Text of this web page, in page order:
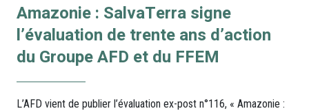
Amazonie : SalvaTerra signe
l’évaluation de trente ans d’action
du Groupe AFD et du FFEM
L’AFD vient de publier l’évaluation ex-post n°116, « Amazonie :